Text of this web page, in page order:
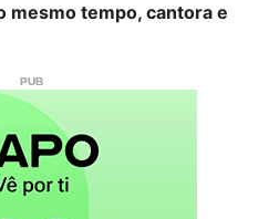
mesmo tempo, cantora e